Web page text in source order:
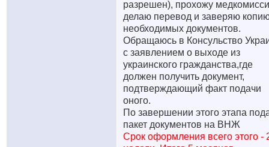
разрешен), прохожу
делаю перевод и заверяю
необходимых документов.
Обращаюсь в Консульство
с заявлением о выходе из
украинского гражданства,где
должен получить документ,
подтверждающий факт подачи
оного.
По завершении этого этапа
пакет документов на ВНЖ
Срок оформления всего этого -